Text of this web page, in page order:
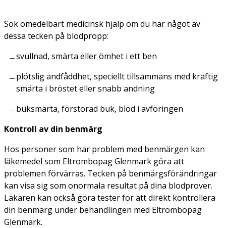
Sök omedelbart medicinsk hjälp om du har något av
dessa tecken på blodpropp:
svullnad, smärta eller ömhet i ett ben
plötslig andfåddhet, speciellt tillsammans med kraftig
smärta i bröstet eller snabb andning
buksmärta, förstorad buk, blod i avföringen
Kontroll av din benmärg
Hos personer som har problem med benmärgen kan
läkemedel som Eltrombopag Glenmark göra att
problemen förvärras. Tecken på benmärgsförändringar
kan visa sig som onormala resultat på dina blodprover.
Läkaren kan också göra tester för att direkt kontrollera
din benmärg under behandlingen med Eltrombopag
Glenmark.